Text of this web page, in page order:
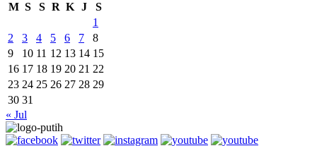
M S S R K J
S
1
2
3 4 5 6 7
8
9
10 11 12 13 14 15
16 17 18 19 20 21 22
23 24 25 26 27 28 29
30 31
« Jul